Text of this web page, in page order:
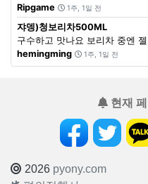
Ripgame
1주, 1일 전
쟈뎅)청보리차500ML
구수하고 맛나요 보리차 중엔
hemingming
1주, 1일 전
현재
2026 pyony.com